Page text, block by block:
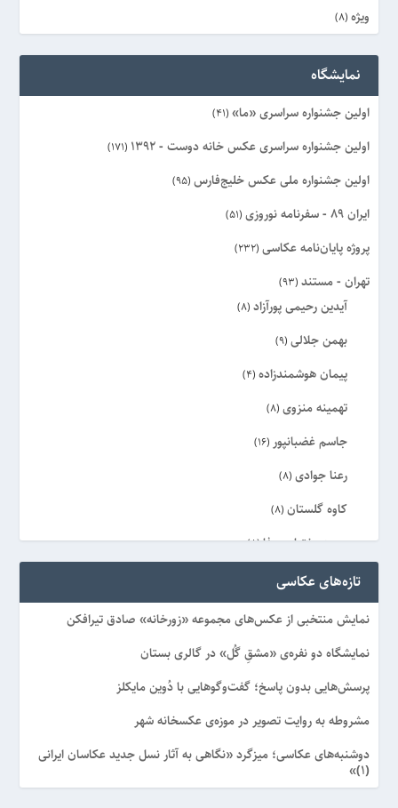
ویژه (8)
نمایشگاه
اولین جشنواره سراسری «ما» (41)
اولین جشنواره سراسری عکس خانه دوست - ۱۳۹۲ (171)
اولین جشنواره ملی عکس خلیج‌فارس (95)
ایران 89 - سفرنامه نوروزی (51)
پروژه پایان‌نامه عکاسی (232)
تهران - مستند (93)
آیدین رحیمی پورآزاد (8)
بهمن جلالی (9)
پیمان هوشمندزاده (4)
تهمینه منزوی (8)
جاسم غضبانپور (16)
رعنا جوادی (8)
کاوه گلستان (8)
مجید بختیاری وفا(8)
محسن یزدی پور
مزدک عیاری
مهدی وثوق نیا
جشنواره اردییهشت هرمزگان 88 (64)
جشنواره بین‌المللی عکس رژان(81)
جشنواره زنان و زندگی‌ شهری (168)
جشنواره سفرنگاری ناصرخسرو(136)
تازه‌های عکاسی
نمایش منتخبی از عکس‌های مجموعه «زورخانه» صادق تیرافکن
نمایشگاه دو نفره‌ی «مشقِ گُل» در گالری بستان
پرسش‌هایی بدون پاسخ؛ گفت‌وگوهایی با دُوین مایکلز
مشروطه به روایت تصویر در موزه‌ی عکسخانه شهر
دوشنبه‌های عکاسی؛ میزگرد «نگاهی به آثار نسل جدید عکاسان ایرانی
(۱)»